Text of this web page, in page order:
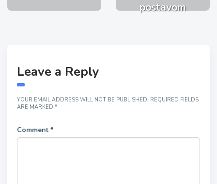
postavom
Leave a Reply
YOUR EMAIL ADDRESS WILL NOT BE PUBLISHED. REQUIRED FIELDS
ARE MARKED *
Comment *